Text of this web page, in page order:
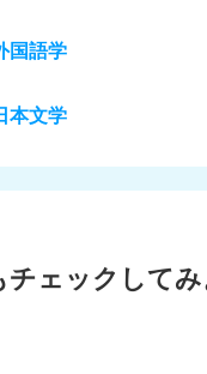
国語学
本文学
ェックしてみ